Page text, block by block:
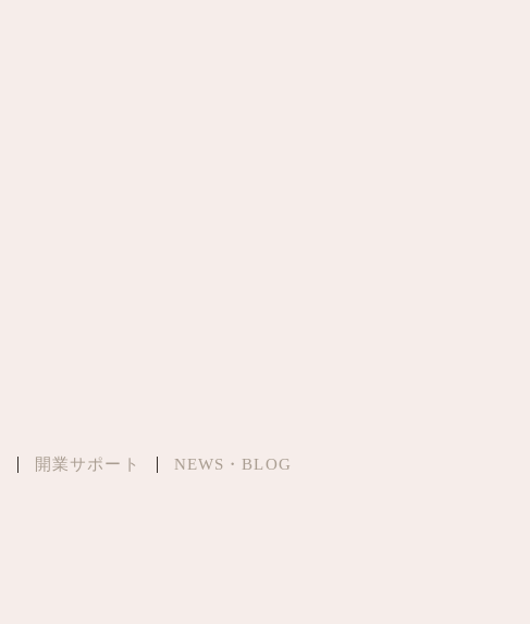
開業サポート
NEWS・BLOG